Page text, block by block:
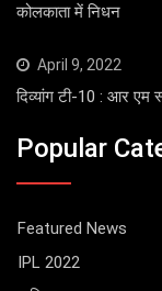
कोलकाता में निधन
April 9, 2022
दिव्यांग टी-10 : आर एम
Popular
Featured News
IPL 2022